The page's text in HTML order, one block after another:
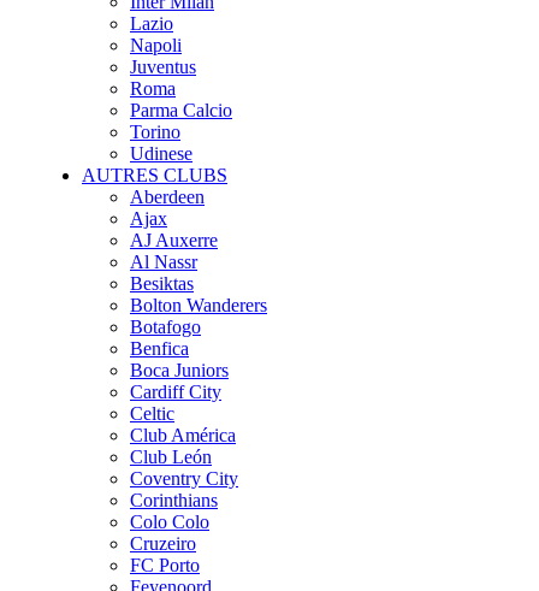
Lazio
Napoli
Juventus
Roma
Parma Calcio
Torino
Udinese
AUTRES CLUBS
Aberdeen
Ajax
AJ Auxerre
Al Nassr
Besiktas
Bolton Wanderers
Botafogo
Benfica
Boca Juniors
Cardiff City
Celtic
Club América
Club León
Coventry City
Corinthians
Colo Colo
Cruzeiro
FC Porto
Feyenoord